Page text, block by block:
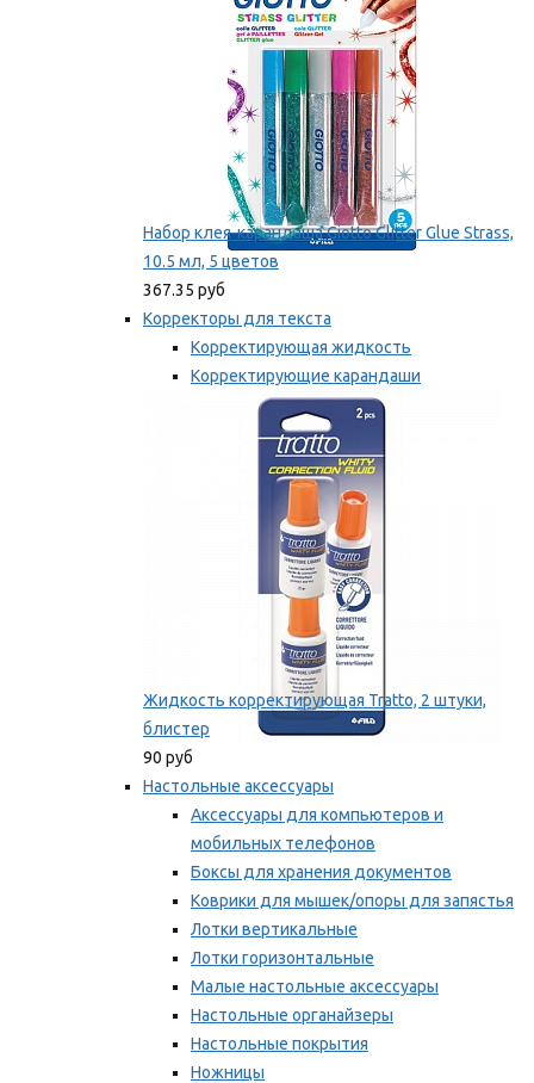
Набор клея-карандаша Giotto Glitter Glue Strass,
10.5 мл, 5 цветов
367.35 руб
Корректоры для текста
Корректирующая жидкость
Корректирующие карандаши
Корректирующие ленты
Мы рекомендуем
Жидкость корректирующая Tratto, 2 штуки,
блистер
90 руб
Настольные аксессуары
Аксессуары для компьютеров и
мобильных телефонов
Боксы для хранения документов
Коврики для мышек/опоры для запястья
Лотки вертикальные
Лотки горизонтальные
Малые настольные аксессуары
Настольные органайзеры
Настольные покрытия
Ножницы